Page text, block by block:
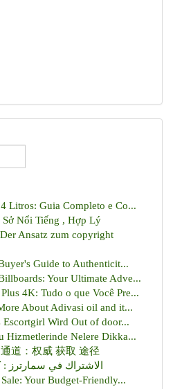
Litros: Guia Completo e Co...
Nổi Tiếng , Hợp Lý
Ansatz zum copyright
Guide to Authenticit...
Your Ultimate Adve...
4K: Tudo o que Você Pre...
About Adivasi oil and it...
Wird Out of door...
Hizmetlerinde Nelere Dikka...
道：权威 获取 途径
الاشتراك في سمارترز :
Your Budget-Friendly...